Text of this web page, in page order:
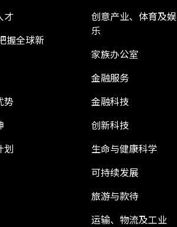
才
握全球新
势
划
创意产业、体育及娱
乐
家族办公室
金融服务
金融科技
创新科技
生命与健康科学
可持续发展
旅游与款待
运输、物流及工业